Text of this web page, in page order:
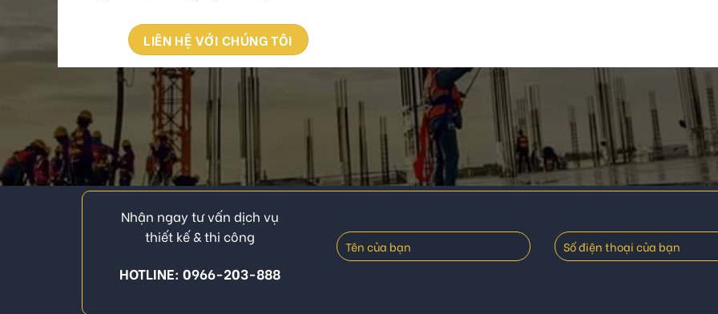
LIÊN HỆ VỚI CHÚNG TÔI
Nhận ngay tư vấn dịch vụ
thiết kế & thi công
HOTLINE: 0966-203-888